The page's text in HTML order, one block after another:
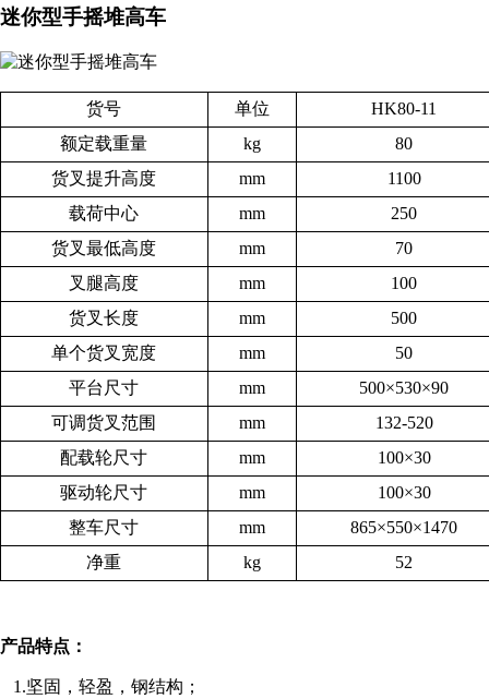
迷你型手摇堆高车
货号 单位
HK80-11
额定载重量
kg
80
货叉提升高度
mm
1100
载荷中心
mm
250
货叉最低高度
mm
70
叉腿高度
mm
100
货叉长度
mm
500
单个货叉宽度
mm
50
平台尺寸
mm
500×530×90
可调货叉范围
mm
132-520
配载轮尺寸
mm
100×30
驱动轮尺寸
mm
100×30
整车尺寸
mm
865×550×1470
净重
kg 52
产品特点：
1.坚固，轻盈，钢结构；